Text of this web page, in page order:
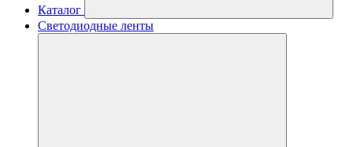
Каталог
Светодиодные ленты